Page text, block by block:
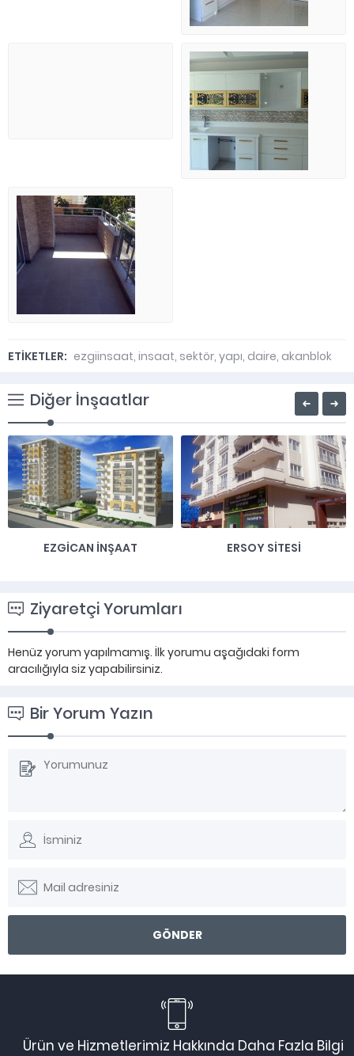
ETİKETLER: ezgiinsaat, insaat, sektör, yapı, daire, akanblok
Diğer İnşaatlar
EZGICAN İNŞAAT ERSOY SITESI
Ziyaretçi Yorumları
Henüz yorum yapılmamış. İlk yorumu aşağıdaki form
aracılığıyla siz yapabilirsiniz.
Bir Yorum Yazın
Ürün ve Hizmetlerimiz Hakkında Daha Fazla Bilgi